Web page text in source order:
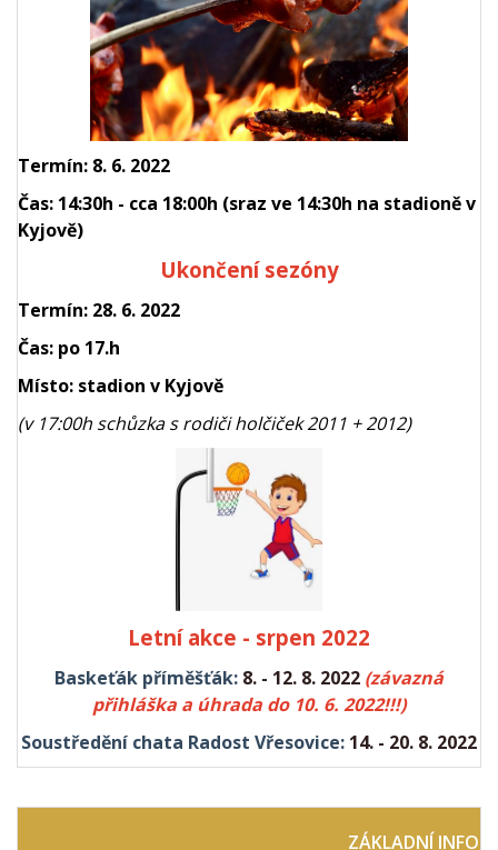
Termín: 8. 6. 2022
Čas: 14:30h - cca 18:00h (sraz ve 14:30h na stadioně v
Kyjově)
Ukončení sezóny
Termín: 28. 6. 2022
Čas: po 17.h
Místo: stadion v Kyjově
(v 17:00h schůzka s rodiči holčiček 2011 + 2012)
Letní akce - srpen 2022
Baskeťák příměšťák: 8. - 12. 8. 2022 (závazná
přihláška a úhrada do 10. 6. 2022!!!)
Soustředění chata Radost Vřesovice: 14. - 20. 8. 2022
ZÁKLADNÍ